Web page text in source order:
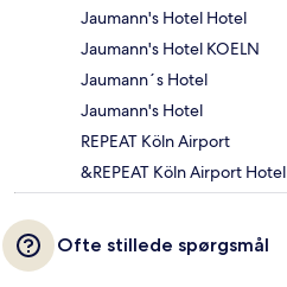
Jaumann's Hotel Hotel
Jaumann's Hotel KOELN
Jaumann´s Hotel
Jaumann's Hotel
REPEAT Köln Airport
&REPEAT Köln Airport Hotel
Ofte stillede spørgsmål